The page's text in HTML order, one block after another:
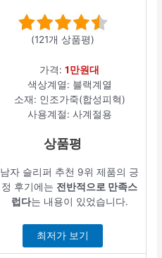
(121개 상품평)
가격:1만원대
색상계열: 블랙계열
소재: 인조가죽(합성피혁)
사용계절: 사계절용
상품평
남자 슬리퍼 추천 9위 제품의 긍
정 후기에는 전반적으로 만족스
럽다는 내용이 있었습니다.
최저가 보기